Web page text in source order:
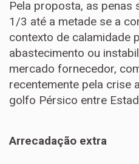
Pela proposta, as penas
1/3 até a metade se a
contexto de calamidade
abastecimento ou
mercado fornecedor,
recentemente pela crise
golfo Pérsico entre
Arrecadação extra